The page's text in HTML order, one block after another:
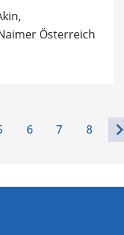
Österreich
6 7 8